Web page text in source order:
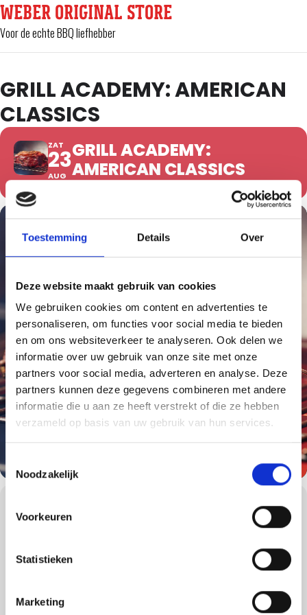
Toestemming Details Over
Deze website maakt gebruik van cookies
We gebruiken cookies om content en advertenties te
personaliseren, om functies voor social media te bieden
en om ons websiteverkeer te analyseren. Ook delen we
informatie over uw gebruik van onze site met onze
partners voor social media, adverteren en analyse. Deze
partners kunnen deze gegevens combineren met andere
informatie die u aan ze heeft verstrekt of die ze hebben
verzameld op basis van uw gebruik van hun services.
Noodzakelijk
Voorkeuren
Statistieken
Marketing
WEBER ORIGINAL STORE
Voor de echte BBQ liefhebber
GRILL ACADEMY: AMERICAN
CLASSICS
ZAT
23
AUG
GRILL ACADEMY:
AMERICAN CLASSICS
Ontdek de kunst van de klassieke Amerikaanse barbecue met
ervaring is ontworpen voor diegenen die de Weber Way onder de
knie willen krijgen tijdens het grillen van iconische Amerikaanse
Onder deskundige begeleiding leren deelnemers essentiële
technieken, van het perfectioneren van hamburgers en vleugels